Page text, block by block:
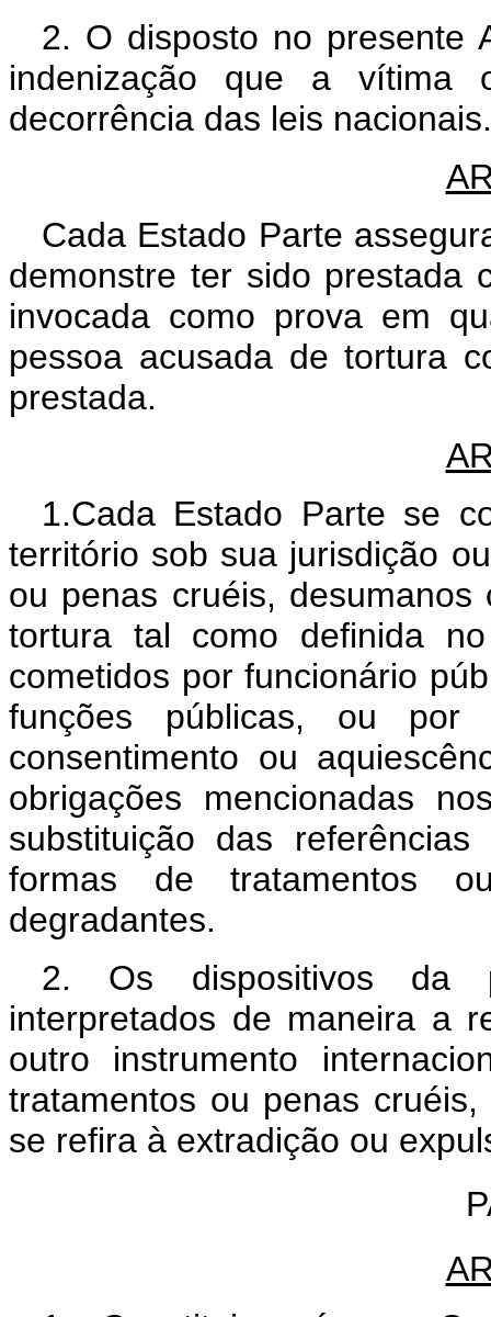
2. O disposto no presente
indenização que a vítima
decorrência das leis nacionais.
Cada Estado Parte
demonstre ter sido prestada
invocada como prova em
pessoa acusada de tortura
prestada.
1.Cada Estado Parte se
território sob sua jurisdição
ou penas cruéis,
tortura tal como definida
cometidos por funcionário
funções públicas, ou
consentimento ou
obrigações mencionadas
substituição das
formas de tratamentos
degradantes.
2. Os dispositivos da
interpretados de maneira a
outro instrumento
tratamentos ou penas
se refira à extradição ou